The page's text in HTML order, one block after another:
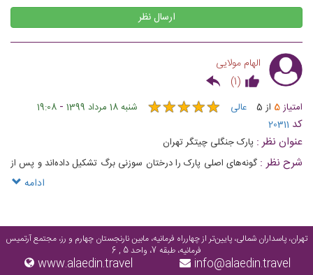
ارسال نظر
الهام مولایی
(
1
)
امتیاز5 از 5 عالی ★★★★★
★★★★★ شنبه 18 مرداد 1399 -
19:08
کد 20311
عنوان نظر : پارک جنگلی چیتگر تهران
شرح نظر : گونه‌های اصلی پارک را درختان سوزنی برگ تشکیل داده‌اند و پس از
ادامه
تهران، پاسداران شمالی، پایین‌تر از چهارراه فرمانیه، مابین نارنجستان چهارم و رز، مجتمع آرتمیس
فرمانیه، طبقه 7، واحد 5 , 6
info@alaedin.travel
www.alaedin.travel